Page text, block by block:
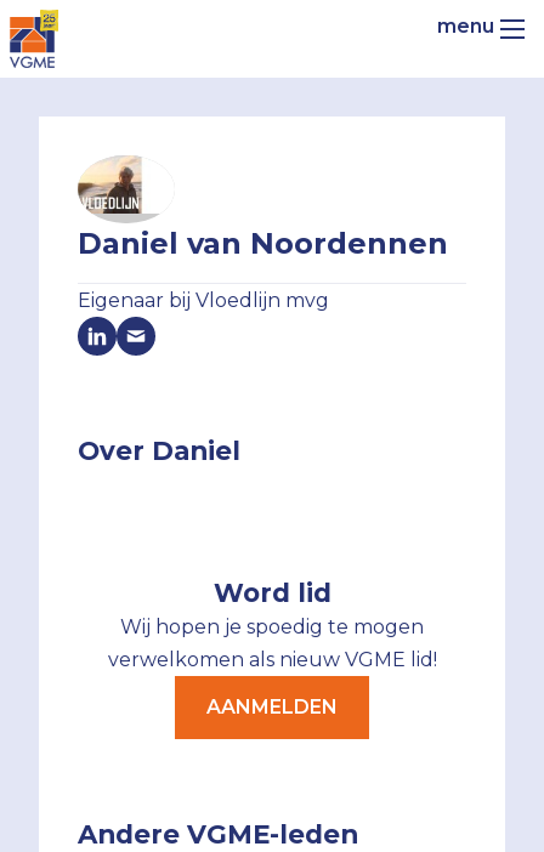
Daniel van Noordennen
Eigenaar bij Vloedlijn mvg
Word lid
Wij hopen je spoedig te mogen
verwelkomen als nieuw VGME lid!
AANMELDEN
Andere VGME-leden
Over Daniel